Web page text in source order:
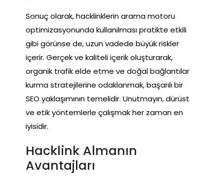
Sonuç olarak, hacklinklerin arama motoru
optimizasyonunda kullanılması pratikte etkili
gibi görünse de, uzun vadede büyük riskler
içerir. Gerçek ve kaliteli içerik oluşturarak,
organik trafik elde etme ve doğal bağlantılar
kurma stratejilerine odaklanmak, başarılı bir
SEO yaklaşımının temelidir. Unutmayın, dürüst
ve etik yöntemlerle çalışmak her zaman en
iyisidir.
Hacklink Almanın
Avantajları